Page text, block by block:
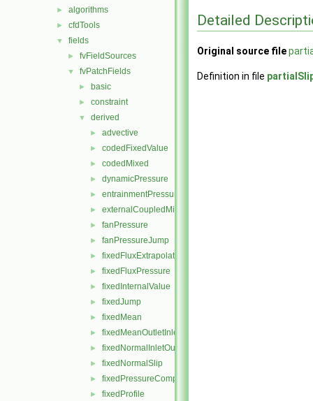
► algorithms
► cfdTools
▼ fields
► fvFieldSources
▼ fvPatchFields
► basic
► constraint
▼ derived
► advective
► codedFixedValue
► codedMixed
► dynamicPressure
► entrainmentPressure
► externalCoupledMixed
► fanPressure
► fanPressureJump
► fixedFluxExtrapolatedPressure
► fixedFluxPressure
► fixedInternalValue
► fixedJump
► fixedMean
► fixedMeanOutletInlet
► fixedNormalInletOutletVelocity
► fixedNormalSlip
► fixedPressureCompressibleDensity
► fixedProfile
Detailed
Original source file
Definition in file